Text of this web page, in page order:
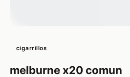
cigarrillos
melburne x20 comun